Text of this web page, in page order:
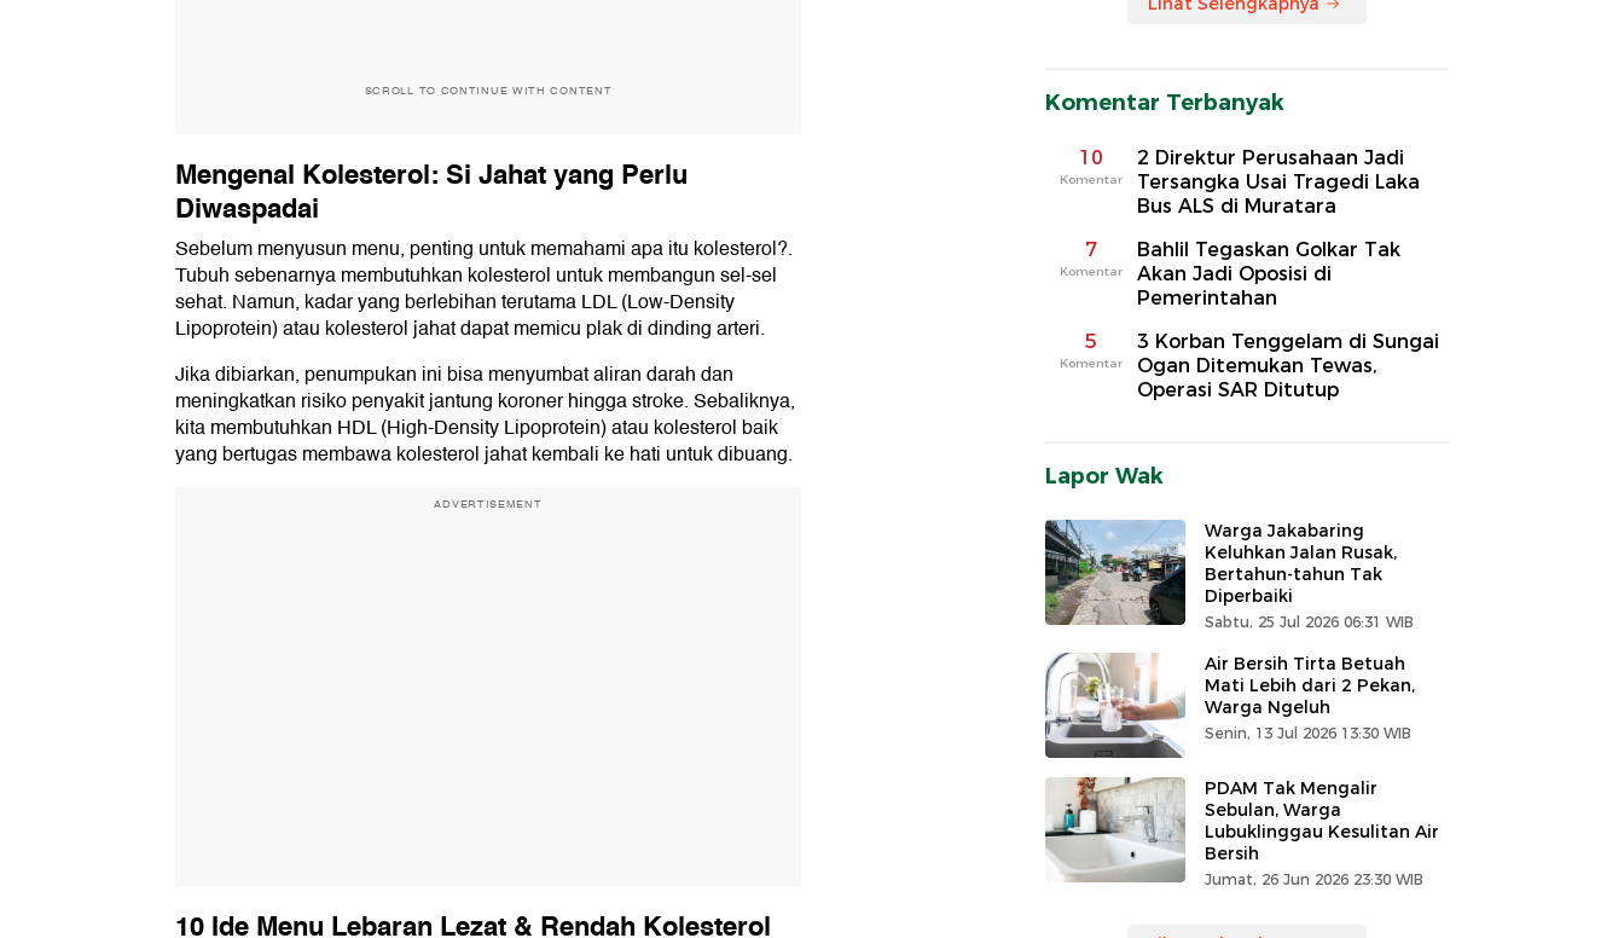
SCROLL TO CONTINUE WITH CONTENT
Mengenal Kolesterol: Si Jahat yang Perlu
Diwaspadai
Sebelum menyusun menu, penting untuk memahami apa itu kolesterol?.
Tubuh sebenarnya membutuhkan kolesterol untuk membangun sel-sel
sehat. Namun, kadar yang berlebihan terutama LDL (Low-Density
Lipoprotein) atau kolesterol jahat dapat memicu plak di dinding arteri.
Jika dibiarkan, penumpukan ini bisa menyumbat aliran darah dan
meningkatkan risiko penyakit jantung koroner hingga stroke. Sebaliknya,
kita membutuhkan HDL (High-Density Lipoprotein) atau kolesterol baik
yang bertugas membawa kolesterol jahat kembali ke hati untuk dibuang.
ADVERTISEMENT
10 Ide Menu Lebaran Lezat & Rendah Kolesterol
Komentar Terbanyak
10
Komentar
2 Direktur Perusahaan Jadi
Tersangka Usai Tragedi Laka
Bus ALS di Muratara
7
Komentar
Bahlil Tegaskan Golkar Tak
Akan Jadi Oposisi di
Pemerintahan
5
Komentar
3 Korban Tenggelam di Sungai
Ogan Ditemukan Tewas,
Operasi SAR Ditutup
Lapor Wak
Warga Jakabaring
Keluhkan Jalan Rusak,
Bertahun-tahun Tak
Diperbaiki
Sabtu, 25 Jul 2026 06:31 WIB
Air Bersih Tirta Betuah
Mati Lebih dari 2 Pekan,
Warga Ngeluh
Senin, 13 Jul 2026 13:30 WIB
PDAM Tak Mengalir
Sebulan, Warga
Lubuklinggau Kesulitan Air
Bersih
Jumat, 26 Jun 2026 23:30 WIB